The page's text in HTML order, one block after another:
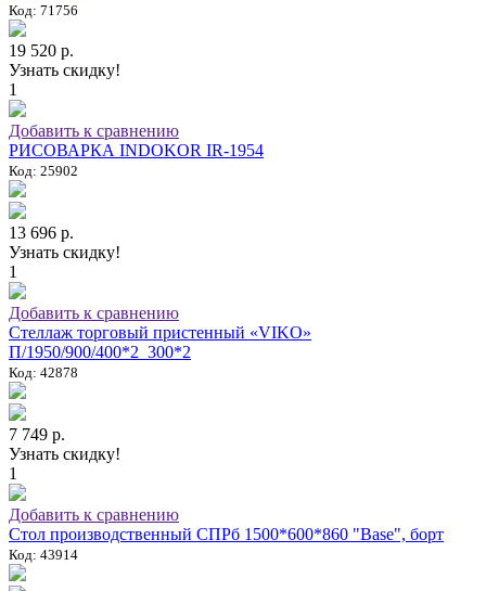
Код: 71756
19 520 р.
Узнать скидку!
1
Добавить к сравнению
РИСОВАРКА INDOKOR IR-1954
Код: 25902
13 696 р.
Узнать скидку!
1
Добавить к сравнению
Стеллаж торговый пристенный «VIKO»
П/1950/900/400*2_300*2
Код: 42878
7 749 р.
Узнать скидку!
1
Добавить к сравнению
Стол производственный СПРб 1500*600*860 "Base", борт
Код: 43914